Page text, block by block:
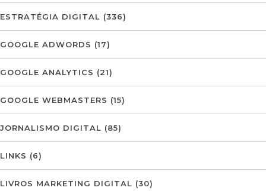
ESTRATÉGIA DIGITAL (336)
GOOGLE ADWORDS (17)
GOOGLE ANALYTICS (21)
GOOGLE WEBMASTERS (15)
JORNALISMO DIGITAL (85)
LINKS (6)
LIVROS MARKETING DIGITAL (30)